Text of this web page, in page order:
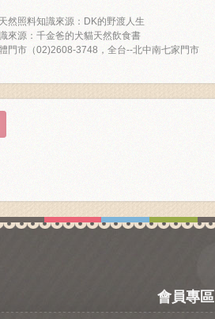
然照料知識來源：DK的野渡人生
來源：千金爸的犬貓天然飲食書
體門市（02)2608-3748，全台--北中南七家門市
會員專區